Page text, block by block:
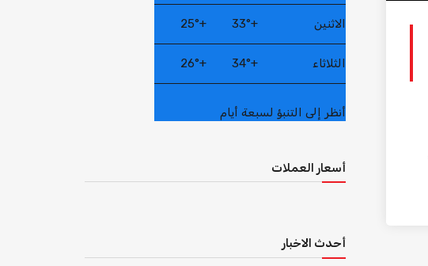
الاثنين +
33°
+
25°
الثلاثاء +
34°
+
26°
أنظر إلى التنبؤ لسبعة أيام
أسعار العملات
أحدث الاخبار